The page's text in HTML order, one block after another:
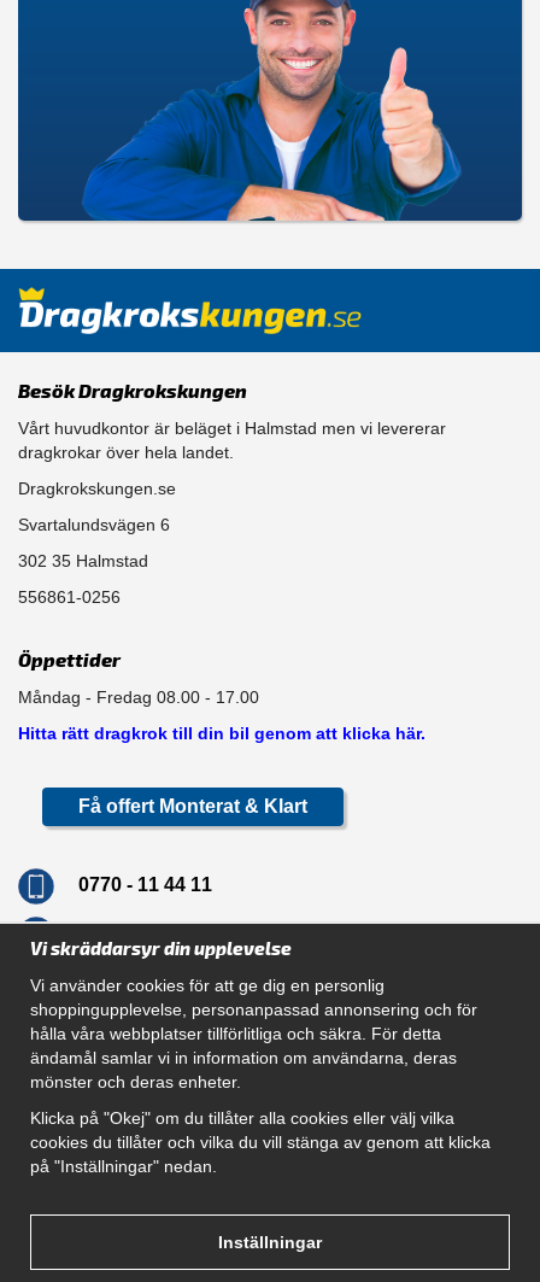
Besök Dragkrokskungen
Vårt huvudkontor är beläget i Halmstad men vi levererar
dragkrokar över hela landet.
Dragkrokskungen.se
Svartalundsvägen 6
302 35 Halmstad
556861-0256
Öppettider
Måndag - Fredag 08.00 - 17.00
Hitta rätt dragkrok till din bil genom att klicka här.
Få offert Monterat & Klart
0770 - 11 44 11
Navigation
Hur beställer jag
Gör Det Själv Paket
Montera dragkrok
SUPPORT
Villkor
Vi skräddarsyr din upplevelse
Vi använder cookies för att ge dig en personlig
shoppingupplevelse, personanpassad annonsering och för
hålla våra webbplatser tillförlitliga och säkra. För detta
ändamål samlar vi in information om användarna, deras
mönster och deras enheter.
Klicka på "Okej" om du tillåter alla cookies eller välj vilka
cookies du tillåter och vilka du vill stänga av genom att klicka
på "Inställningar" nedan.
Inställningar